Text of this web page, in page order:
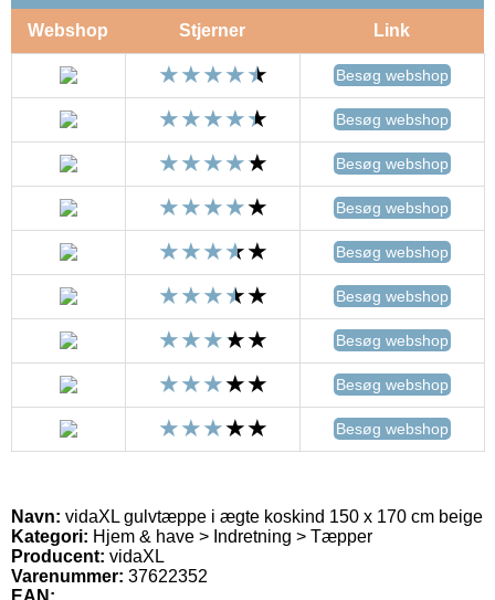
Webshop Stjerner Link
Besøg webshop
Besøg webshop
Besøg webshop
Besøg webshop
Besøg webshop
Besøg webshop
Besøg webshop
Besøg webshop
Besøg webshop
Navn: vidaXL gulvtæppe i ægte koskind 150 x 170 cm beige
Kategori: Hjem & have > Indretning > Tæpper
Producent: vidaXL
Varenummer: 37622352
EAN: